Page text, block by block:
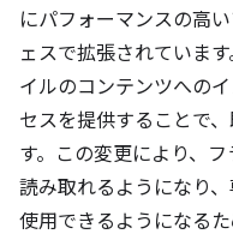
にパフォーマンスの高
ェスで拡張されていま
イルのコンテンツへの
セスを提供することで
す。この変更により、
読み取れるようになり
使用できるようになる